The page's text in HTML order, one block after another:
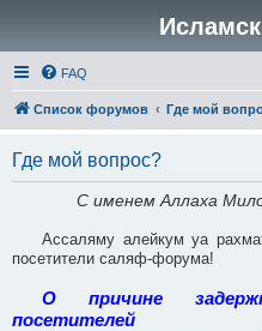
FAQ
Список форумов Где мой
Где мой вопрос?
С именем Аллаха
Ассаляму алейкум уа
посетители саляф-форума!
О причине
посетителей